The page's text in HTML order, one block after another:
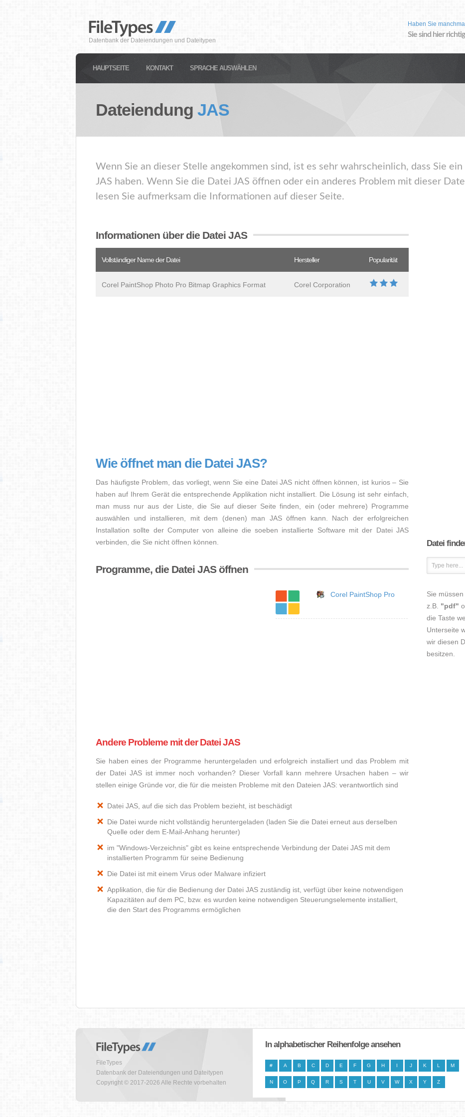
Datenbank der Dateiendungen und Dateitypen
Haben Sie
Sie sind hier
HAUPTSEITE KONTAKT SPRACHE AUSWÄHLEN
Dateiendung JAS
Wenn Sie an dieser Stelle angekommen sind, ist es sehr wahrscheinlich, dass Sie
JAS haben. Wenn Sie die Datei JAS öffnen oder ein anderes Problem mit dieser
lesen Sie aufmerksam die Informationen auf dieser Seite.
Informationen über die Datei JAS
Vollständiger Name der Datei Hersteller Popularität
Corel PaintShop Photo Pro Bitmap Graphics Format Corel Corporation
Wie öffnet man die Datei JAS?
Das häufigste Problem, das vorliegt, wenn Sie eine Datei JAS nicht öffnen können, ist kurios – Sie
haben auf Ihrem Gerät die entsprechende Applikation nicht installiert. Die Lösung ist sehr einfach,
man muss nur aus der Liste, die Sie auf dieser Seite finden, ein (oder mehrere) Programme
auswählen und installieren, mit dem (denen) man JAS öffnen kann. Nach der erfolgreichen
Installation sollte der Computer von alleine die soeben installierte Software mit der Datei JAS
verbinden, die Sie nicht öffnen können.
Programme, die Datei JAS öffnen
Corel PaintShop Pro
Andere Probleme mit der Datei JAS
Sie haben eines der Programme heruntergeladen und erfolgreich installiert und das Problem mit
der Datei JAS ist immer noch vorhanden? Dieser Vorfall kann mehrere Ursachen haben – wir
stellen einige Gründe vor, die für die meisten Probleme mit den Dateien JAS: verantwortlich sind
Datei JAS, auf die sich das Problem bezieht, ist beschädigt
Die Datei wurde nicht vollständig heruntergeladen (laden Sie die Datei erneut aus derselben
Quelle oder dem E-Mail-Anhang herunter)
im "Windows-Verzeichnis" gibt es keine entsprechende Verbindung der Datei JAS mit dem
installierten Programm für seine Bedienung
Die Datei ist mit einem Virus oder Malware infiziert
Applikation, die für die Bedienung der Datei JAS zuständig ist, verfügt über keine notwendigen
Kapazitäten auf dem PC, bzw. es wurden keine notwendigen Steuerungselemente installiert,
die den Start des Programms ermöglichen
Datei
Sie
z.B. "pdf"
die Taste
Unterseite
wir diesen
besitzen.
FileTypes
Datenbank der Dateiendungen und Dateitypen
Copyright © 2017-2026 Alle Rechte vorbehalten
In alphabetischer Reihenfolge ansehen
# A B C D E F G H I J K L M
N O P Q R S T U V W X Y Z